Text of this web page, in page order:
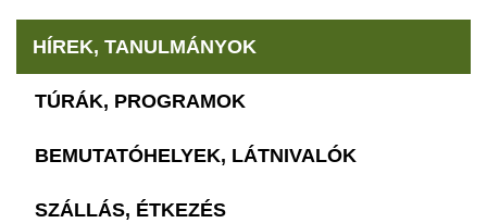
HÍREK, TANULMÁNYOK
TÚRÁK, PROGRAMOK
BEMUTATÓHELYEK, LÁTNIVALÓK
SZÁLLÁS, ÉTKEZÉS